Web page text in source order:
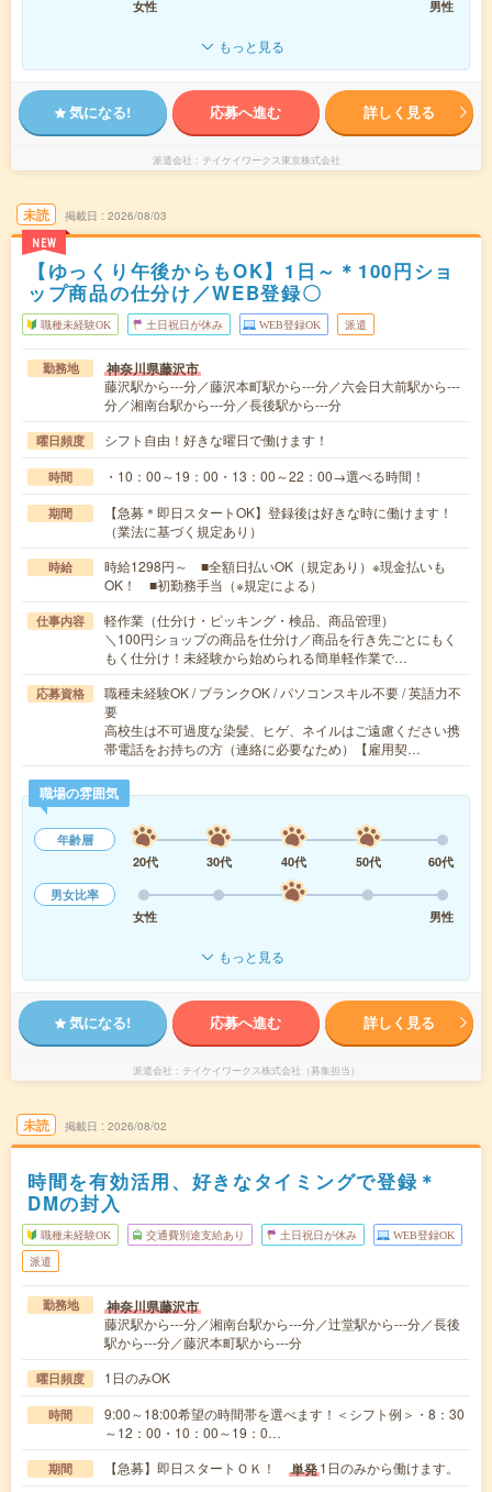
女性 男性
もっと見る
気になる! 応募へ進む 詳しく見る
派遣会社 テイケイワークス東京株式会社
未読
NEW
掲載日 2026/08/03
【ゆっくり午後からもOK】1日～＊100円ショ
ップ商品の仕分け／WEB登録〇
職種未経験OK 土日祝日が休み WEB登録OK 派遣
勤務地 神奈川県藤沢市
藤沢駅から---分／藤沢本町駅から---分／六会日大前駅から---
分／湘南台駅から---分／長後駅から---分
曜日頻度 シフト自由！好きな曜日で働けます！
時間 ・10：00～19：00・13：00～22：00→選べる時間！
期間
【急募＊即日スタートOK】登録後は好きな時に働けます！
（業法に基づく規定あり）
時給
時給1298円～ ■全額日払いOK（規定あり）※現金払いも
OK！ ■初勤務手当（※規定による）
仕事内容
軽作業（仕分け・ピッキング・検品、商品管理）
＼100円ショップの商品を仕分け／商品を行き先ごとにもく
もく仕分け！未経験から始められる簡単軽作業で…
応募資格
職種未経験OK / ブランクOK / パソコンスキル不要 / 英語力不
要
高校生は不可過度な染髪、ヒゲ、ネイルはご遠慮ください携
帯電話をお持ちの方（連絡に必要なため）【雇用契…
職場の雰囲気
年齢層
20代
30代 40代 50代
60代
男女比率
女性
男性
もっと見る
気になる! 応募へ進む 詳しく見る
派遣会社 テイケイワークス株式会社（募集担当）
未読 掲載日 2026/08/02
時間を有効活用、好きなタイミングで登録＊
DMの封入
職種未経験OK 交通費別途支給あり 土日祝日が休み WEB登録OK
派遣
勤務地 神奈川県藤沢市
藤沢駅から---分／湘南台駅から---分／辻堂駅から---分／長後
駅から---分／藤沢本町駅から---分
曜日頻度 1日のみOK
時間
9:00～18:00希望の時間帯を選べます！＜シフト例＞・8：30
～12：00・10：00～19：0…
期間 【急募】即日スタートＯＫ！ 単発1日のみから働けます。